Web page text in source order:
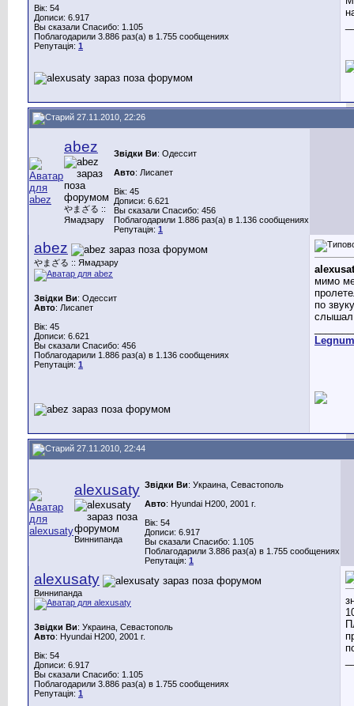
Вік: 54
Дописи: 6.917
Вы сказали Спасибо: 1.105
Поблагодарили 3.886 раз(а) в 1.755 сообщениях
Репутація: 1
27.11.2010, 22:26
abez
やまざる ::
Ямадзару
Звідки Ви: Одессит
Авто: Лисапет
Вік: 45
Дописи: 6.621
Вы сказали Спасибо: 456
Поблагодарили 1.886 раз(а) в 1.136 сообщениях
Репутація: 1
abez
やまざる :: Ямадзару
Звідки Ви: Одессит
Авто: Лисапет
Вік: 45
Дописи: 6.621
Вы сказали Спасибо: 456
Поблагодарили 1.886 раз(а) в 1.136 сообщениях
Репутація: 1
мимо
по
Legnum
27.11.2010, 22:44
alexusaty
Виннипанда
Звідки Ви: Украина, Севастополь
Авто: Hyundai H200, 2001 г.
Вік: 54
Дописи: 6.917
Вы сказали Спасибо: 1.105
Поблагодарили 3.886 раз(а) в 1.755 сообщениях
Репутація: 1
alexusaty
Виннипанда
Звідки Ви: Украина, Севастополь
Авто: Hyundai H200, 2001 г.
Вік: 54
Дописи: 6.917
Вы сказали Спасибо: 1.105
Поблагодарили 3.886 раз(а) в 1.755 сообщениях
Репутація: 1